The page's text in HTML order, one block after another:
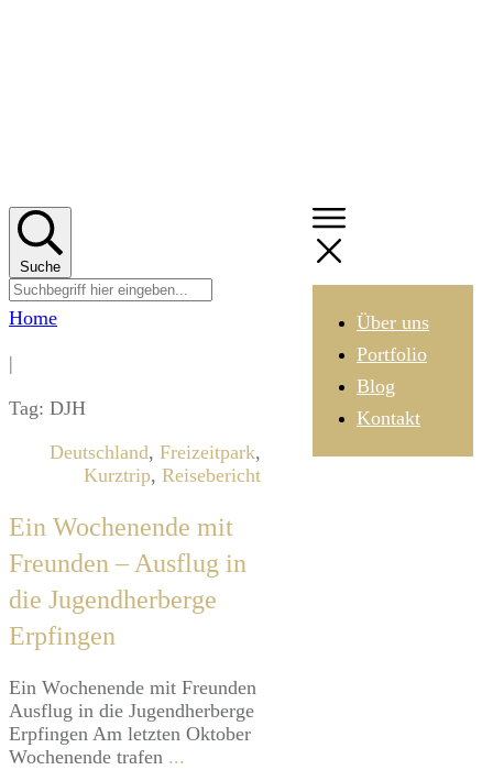
Über uns
Portfolio
Blog
Kontakt
Suche
Home
|
Tag: DJH
Deutschland, Freizeitpark,
Kurztrip, Reisebericht
Ein Wochenende mit
Freunden – Ausflug in
die Jugendherberge
Erpfingen
​Ein Wochenende mit Freunden
​Ausflug in die Jugendherberge
Erpfingen ​Am letzten Oktober
Wochenende trafen ...